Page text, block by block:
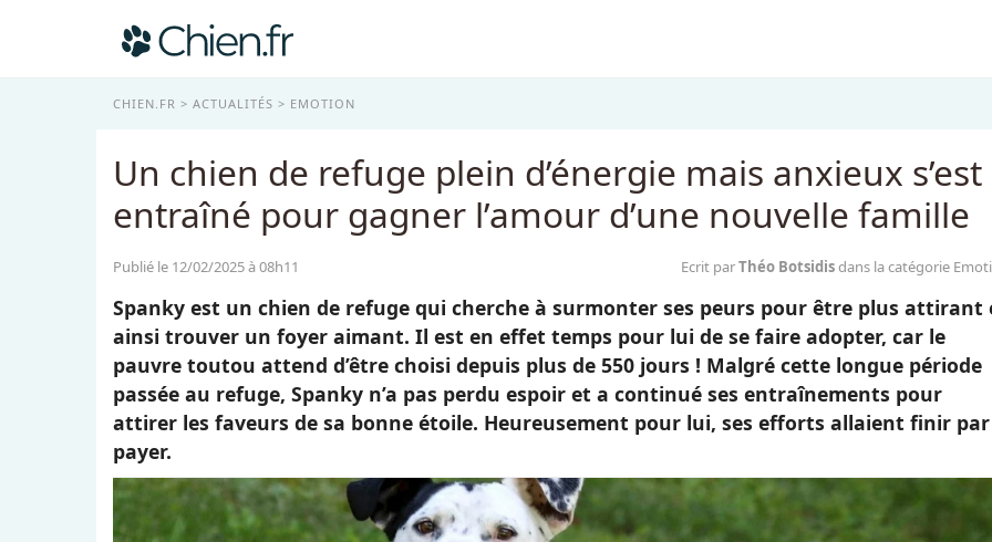
CHIEN.FR ACTUALITÉS EMOTION
Un chien de refuge plein d’énergie mais anxieux s’est
entraîné pour gagner l’amour d’une nouvelle famille
Publié le 12/02/2025 à 08h11 Ecrit parThéo Botsidisdans la catégorie
Spanky est un chien de refuge qui cherche à surmonter ses peurs pour être plus attirant
ainsi trouver un foyer aimant. Il est en effet temps pour lui de se faire adopter, car le
pauvre toutou attend d’être choisi depuis plus de 550 jours ! Malgré cette longue période
passée au refuge, Spanky n’a pas perdu espoir et a continué ses entraînements pour
attirer les faveurs de sa bonne étoile. Heureusement pour lui, ses efforts allaient finir par
payer.